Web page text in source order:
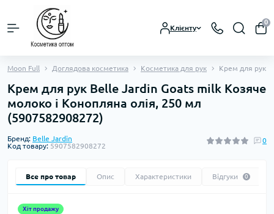
Клієнту
0
Moon Full Доглядова косметика Косметика для рук Крем для рук
Крем для рук Belle Jardin Goats milk Козяче
молоко і Конопляна олія, 250 мл
(5907582908272)
Бренд: Belle Jardin
Код товару: 5907582908272
0
Все про товар Опис Характеристики Відгуки 0
Хіт продажу